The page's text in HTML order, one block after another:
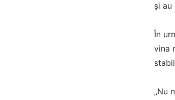
și
În
vina
„Nu